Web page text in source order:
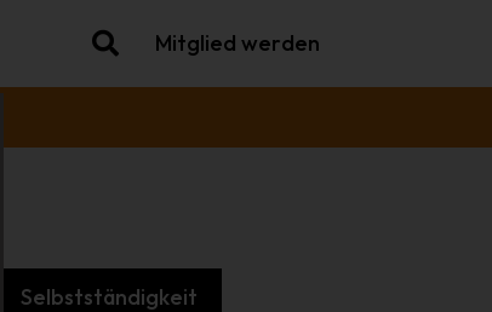
Mitglied werden
Selbstständigkeit